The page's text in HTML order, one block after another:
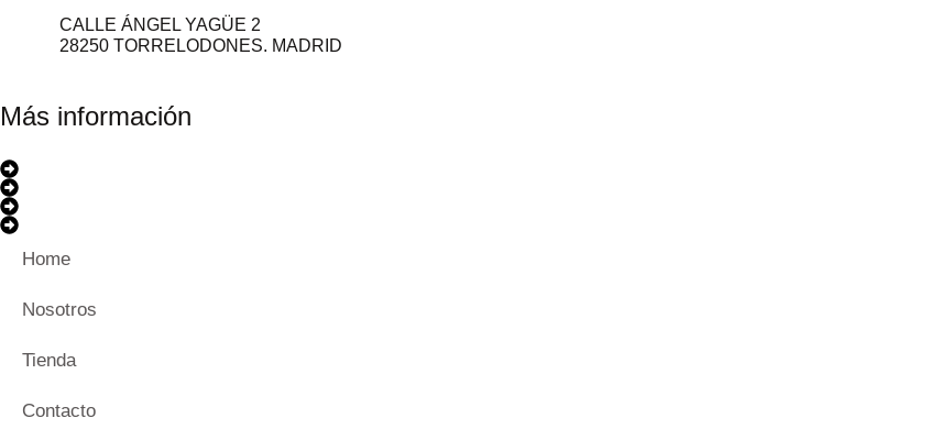
CALLE ÁNGEL YAGÜE 2
28250 TORRELODONES. MADRID
Más información
Home
Nosotros
Tienda
Contacto